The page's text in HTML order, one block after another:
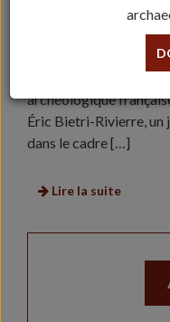
FIGARO :
Découvrez le
archéologique
Éric Bietri-Rivierre, un
dans le cadre […]
Lire la suite